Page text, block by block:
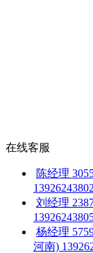
在线客服
陈经理
刘经理
杨经理
河南)